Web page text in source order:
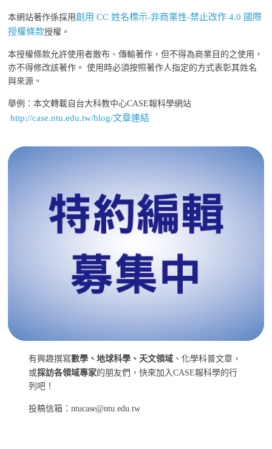
本網站著作係採用創用 CC 姓名標示-非商業性-禁止改作 4.0 國際
授權條款授權。
本授權條款允許使用者散布、傳輸著作，但不得為商業目的之使用，
亦不得修改該著作。 使用時必須按照著作人指定的方式表彰其姓名
與來源。
舉例：本文轉載自台大科教中心CASE報科學網站
http://case.ntu.edu.tw/blog/文章連結
有興趣撰寫數學、地球科學、天文領域 、化學科普文章，
或採訪各領域專家的朋友們，快來加入CASE報科學的行
列吧！
投稿信箱：ntucase@ntu.edu.tw